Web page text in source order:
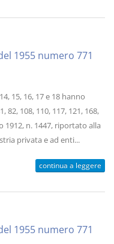
1955 numero 771
15, 16, 17 e 18 hanno
108, 110, 117, 121, 168,
1912, n. 1447, riportato alla
privata e ad enti...
continua a leggere
1955 numero 771